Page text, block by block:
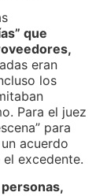
que
eran
los
Para el juez
para
acuerdo
excedente.